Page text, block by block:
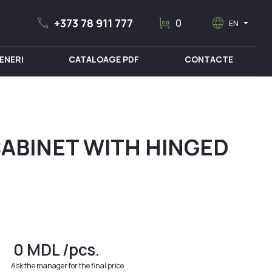
call +373 78 911 777 trolley 0 language EN arrow_drop_down
CATALOAGE PDF CONTACTE
WITH HINGED
0 MDL/pcs.
Ask the manager for the final price